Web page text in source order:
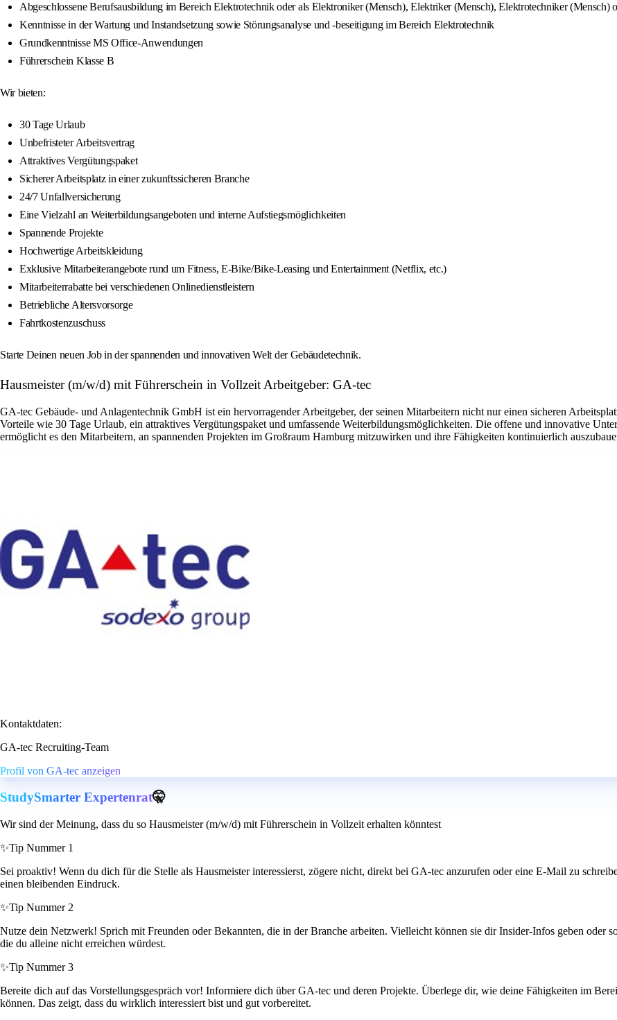
Abgeschlossene Berufsausbildung im Bereich Elektrotechnik oder als Elektroniker (Mensch), Elektriker (Mensch), Elektrotechniker (Mensch)
Kenntnisse in der Wartung und Instandsetzung sowie Störungsanalyse und -beseitigung im Bereich Elektrotechnik
Grundkenntnisse MS Office-Anwendungen
Führerschein Klasse B
Wir bieten:
30 Tage Urlaub
Unbefristeter Arbeitsvertrag
Attraktives Vergütungspaket
Sicherer Arbeitsplatz in einer zukunftssicheren Branche
24/7 Unfallversicherung
Eine Vielzahl an Weiterbildungsangeboten und interne Aufstiegsmöglichkeiten
Spannende Projekte
Hochwertige Arbeitskleidung
Exklusive Mitarbeiterangebote rund um Fitness, E-Bike/Bike-Leasing und Entertainment (Netflix, etc.)
Mitarbeiterrabatte bei verschiedenen Onlinedienstleistern
Betriebliche Altersvorsorge
Fahrtkostenzuschuss
Starte Deinen neuen Job in der spannenden und innovativen Welt der Gebäudetechnik.
Hausmeister (m/w/d) mit Führerschein in Vollzeit Arbeitgeber: GA-tec
GA-tec Gebäude- und Anlagentechnik GmbH ist ein hervorragender Arbeitgeber, der seinen Mitarbeitern nicht nur einen sicheren
Vorteile wie 30 Tage Urlaub, ein attraktives Vergütungspaket und umfassende Weiterbildungsmöglichkeiten. Die offene und innovative
ermöglicht es den Mitarbeitern, an spannenden Projekten im Großraum Hamburg mitzuwirken und ihre Fähigkeiten kontinuierlich
Kontaktdaten:
GA-tec Recruiting-Team
Profil von GA-tec anzeigen
StudySmarter Expertenrat🤫
Wir sind der Meinung, dass du so Hausmeister (m/w/d) mit Führerschein in Vollzeit erhalten könntest
✨Tip Nummer 1
Sei proaktiv! Wenn du dich für die Stelle als Hausmeister interessierst, zögere nicht, direkt bei GA-tec anzurufen oder eine E-Mail zu
einen bleibenden Eindruck.
✨Tip Nummer 2
Nutze dein Netzwerk! Sprich mit Freunden oder Bekannten, die in der Branche arbeiten. Vielleicht können sie dir Insider-Infos geben oder
die du alleine nicht erreichen würdest.
✨Tip Nummer 3
Bereite dich auf das Vorstellungsgespräch vor! Informiere dich über GA-tec und deren Projekte. Überlege dir, wie deine Fähigkeiten im
können. Das zeigt, dass du wirklich interessiert bist und gut vorbereitet.